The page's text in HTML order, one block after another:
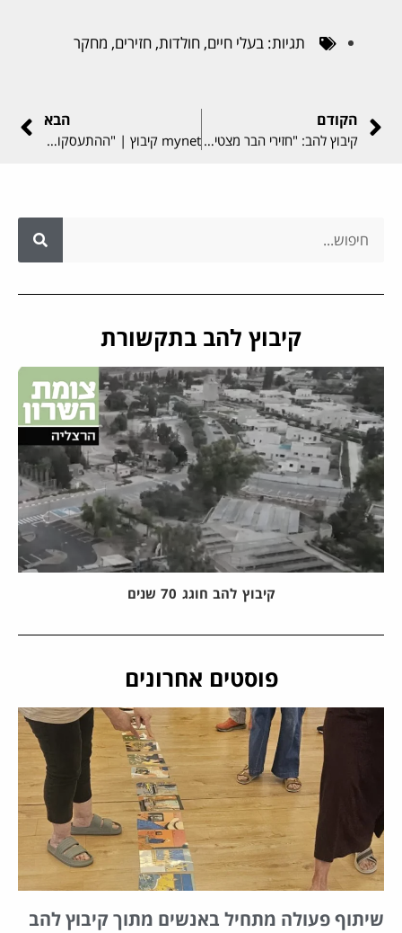
תגיות: בעלי חיים,חולדות,חזירים, מחקר
הקודם
קיבוץ להב: "חזירי הבר מצטיינים בגילוי מוקשים ואבק שריפה" | Ynet
הבא
mynet קיבוץ | "ההתעסקות עם הנושא העדתי די מאולצת" – קיבוץ להב
קיבוץ להב בתקשורת
קיבוץ להב חוגג 70 שנים
פוסטים אחרונים
שיתוף פעולה מתחיל באנשים מתוך קיבוץ להב